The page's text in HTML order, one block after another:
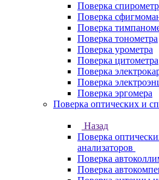
Поверка
Поверка
Поверка
Поверка тонометра
Поверка урометра
Поверка цитометра
Поверка
Поверка
Поверка эргомера
Поверка оптических и
Назад
Поверка
анализаторов
Поверка
Поверка